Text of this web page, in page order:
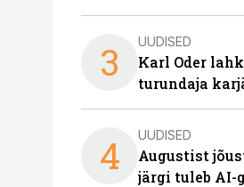
3 UUDISED
Karl Oder
turundaja
4 UUDISED
Augustist
järgi tuleb AI-